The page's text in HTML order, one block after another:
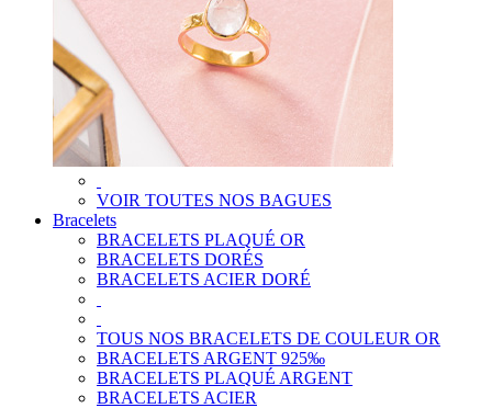
VOIR TOUTES NOS BAGUES
Bracelets
BRACELETS PLAQUÉ OR
BRACELETS DORÉS
BRACELETS ACIER DORÉ
TOUS NOS BRACELETS DE COULEUR OR
BRACELETS ARGENT 925‰
BRACELETS PLAQUÉ ARGENT
BRACELETS ACIER